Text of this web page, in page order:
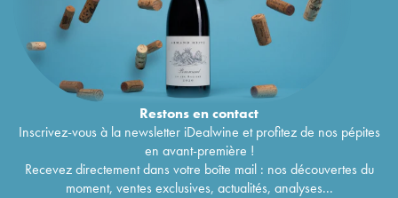
Restons encontact
Inscrivez-vous à la newsletter iDealwine et profitez de nos pépites
en avant-première !
Recevez directement dans votre boîte mail : nos découvertes du
moment, ventes exclusives, actualités, analyses...